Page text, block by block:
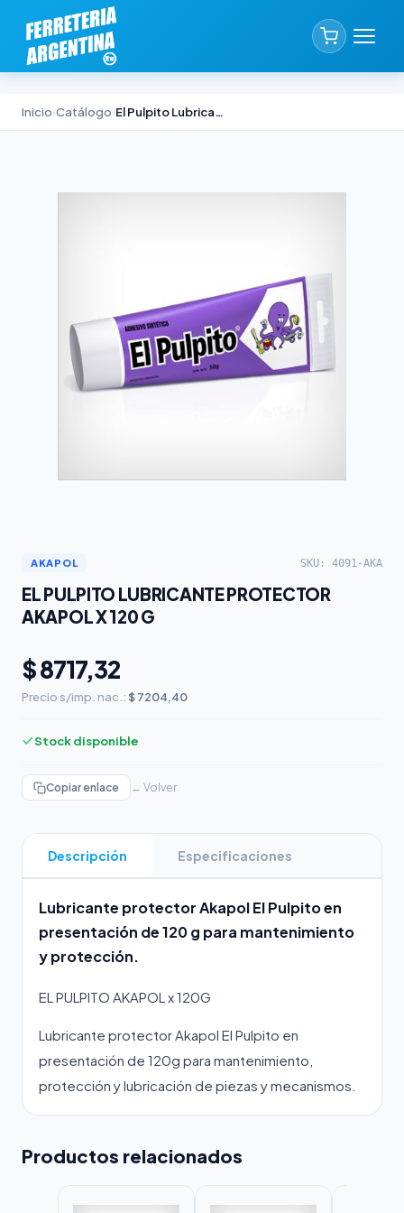
Inicio›Catálogo› El Pulpito Lubricante Protector Akapol x 120 g
AKAPOL SKU: 4091-AKA
EL PULPITO LUBRICANTE PROTECTOR
AKAPOL X 120 G
$ 8717,32
Precio s/imp. nac.: $ 7204,40
Stock disponible
Copiar enlace ← Volver
Descripción Especificaciones
Lubricante protector Akapol El Pulpito en
presentación de 120 g para mantenimiento
y protección.
EL PULPITO AKAPOL x 120G
Lubricante protector Akapol El Pulpito en
presentación de 120g para mantenimiento,
protección y lubricación de piezas y mecanismos.
Productos relacionados